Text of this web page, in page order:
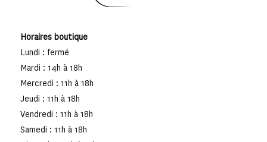
Horaires boutique
Lundi : fermé
Mardi : 14h à 18h
Mercredi : 11h à 18h
Jeudi : 11h à 18h
Vendredi : 11h à 18h
Samedi : 11h à 18h